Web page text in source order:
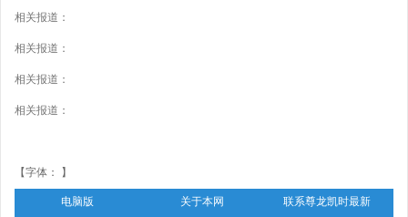
相关报道：
相关报道：
相关报道：
相关报道：
【字体： 】
电脑版 关于本网 联系尊龙凯时最新